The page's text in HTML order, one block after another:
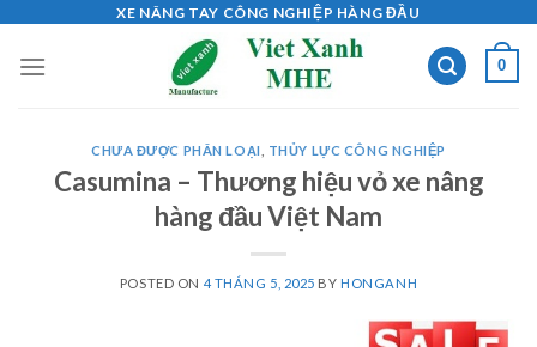
content
XE NÂNG TAY CÔNG NGHIỆP HÀNG ĐẦU
0
CHƯA ĐƯỢC PHÂN LOẠI THỦY LỰC CÔNG NGHIỆP
Casumina – Thương hiệu vỏ xe nâng
hàng đầu Việt Nam
POSTED ON 4 THÁNG 5, 2025 BYHONGANH